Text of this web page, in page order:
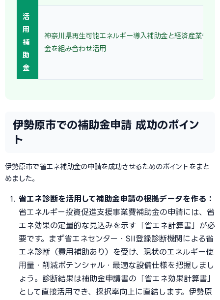
活
用
補
助
金
神奈川県再生可能エネルギー導入補助金と経済産業省の
金を組み合わせ活用
伊勢原市での補助金申請 成功のポイン
ト
伊勢原市で省エネ補助金の申請を成功させるためのポイントをまと
めました。
省エネ診断を活用して補助金申請の根拠データを作る：
省エネルギー投資促進支援事業費補助金の申請には、省
エネ効果の定量的な見込みを示す「省エネ計算書」が必
要です。まず省エネセンター・SII登録診断機関による省
エネ診断（費用補助あり）を受け、現状のエネルギー使
用量・削減ポテンシャル・最適な設備仕様を把握しまし
ょう。診断結果は補助金申請書の「省エネ効果計算書」
として直接活用でき、採択率向上に直結します。伊勢原